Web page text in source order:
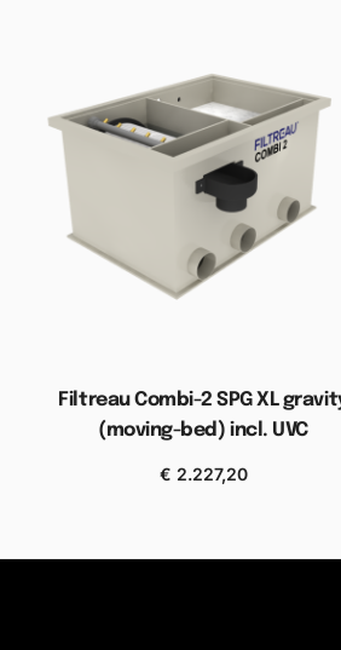
Filtreau Combi-2 SPG XL
(moving-bed) incl. UVC
€ 2.227,20